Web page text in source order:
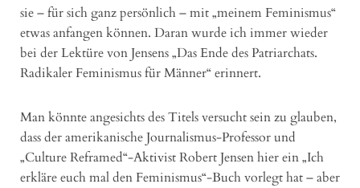
sie – für sich ganz persönlich – mit „meinem Feminismus“
etwas anfangen können. Daran wurde ich immer wieder
bei der Lektüre von Jensens „Das Ende des Patriarchats.
Radikaler Feminismus für Männer“ erinnert.
Man könnte angesichts des Titels versucht sein zu glauben,
dass der amerikanische Journalismus-Professor und
„Culture Reframed“-Aktivist Robert Jensen hier ein „Ich
erkläre euch mal den Feminismus“-Buch vorlegt hat – aber